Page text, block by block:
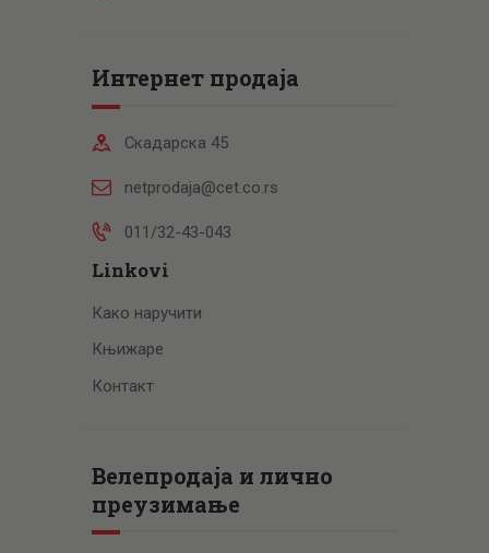
Интернет продаја
Скадарска 45
netprodaja@cet.co.rs
011/32-43-043
Linkovi
Како наручити
Књижаре
Контакт
Велепродаја и лично
преузимање